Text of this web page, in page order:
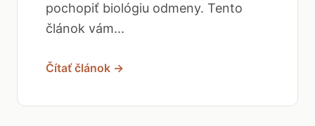
pochopiť biológiu odmeny. Tento
článok vám...
Čítať článok →